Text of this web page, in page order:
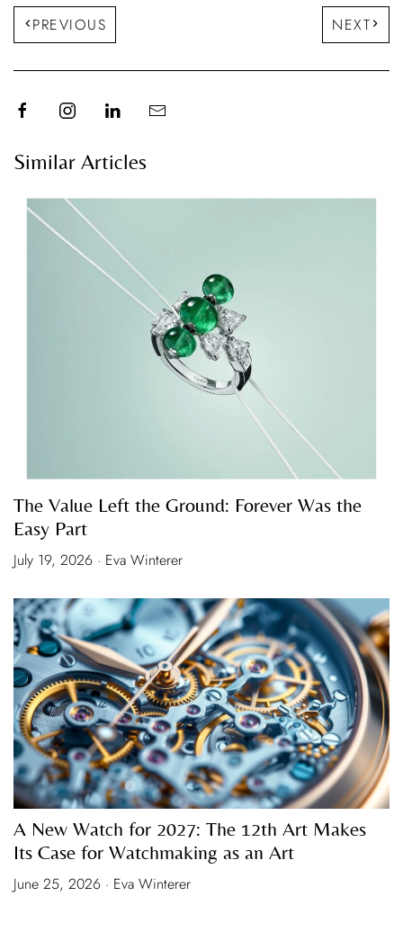
PREVIOUS NEXT
Similar Articles
The Value Left the Ground: Forever Was the
Easy Part
July 19, 2026 · Eva Winterer
A New Watch for 2027: The 12th Art Makes
Its Case for Watchmaking as an Art
June 25, 2026 · Eva Winterer